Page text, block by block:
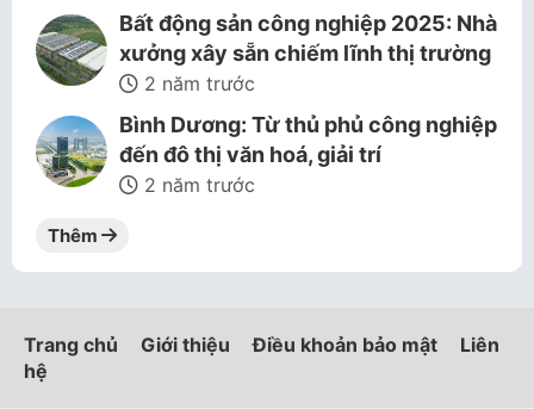
Bất động sản công nghiệp 2025: Nhà
xưởng xây sẵn chiếm lĩnh thị trường
2 năm trước
Bình Dương: Từ thủ phủ công nghiệp
đến đô thị văn hoá, giải trí
2 năm trước
Thêm
Trang chủ Giới thiệu Điều khoản bảo mật
Liên
hệ